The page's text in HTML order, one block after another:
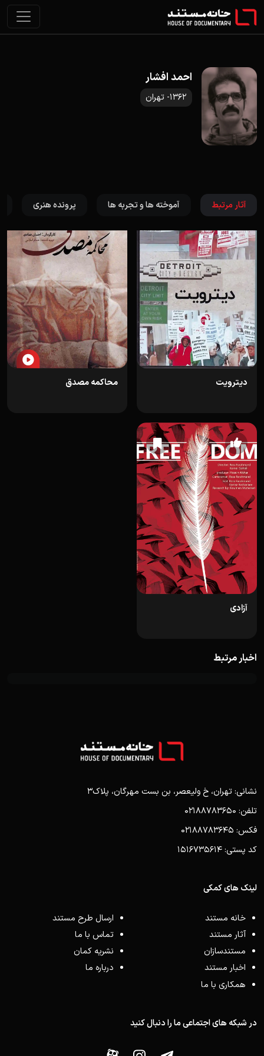
احمد افشار
1362- تهران
آثار مرتبط آموخته ها و تجربه ها پرونده هنری
دیترویت محاکمه مصدق
آزادی
اخبار مرتبط
نشانی: تهران، خ ولیعصر، بن بست مهرگان، پلاک3
تلفن: 02188783650
فکس: 02188783645
کد پستی: 1516735614
لینک های کمکی
خانه مستند
آثار مستند
مستندسازان
اخبار مستند
همکاری با ما
ارسال طرح مستند
تماس با ما
نشریه کمان
درباره ما
در شبکه های اجتماعی ما را دنبال کنید